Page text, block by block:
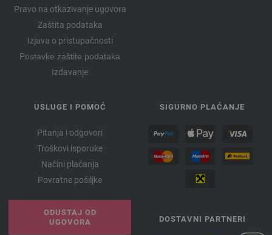
Pravo na otkazivanje ugovora
Zaštita podataka
Izjava o pristupačnosti
Postavke zaštite podataka
Izdavanje
USLUGE I POMOĆ
Pitanja i odgovori
Troškovi isporuke
Načini plaćanja
Povratne pošiljke
ODUSTAJ OD
UGOVORA
SIGURNO PLAĆANJE
DOSTAVNI PARTNERI